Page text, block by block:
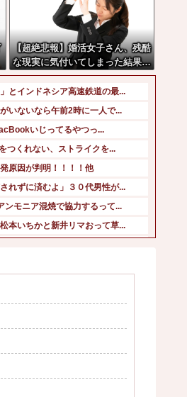
【超絶悲報】婚活女子さん、残酷
な現実に気付いてしまった結果…
とインドネシア高速鉄道の最...
いないなら午前2時に一人で...
いじってるやつっ...
つくれない、ストライクを...
原因が判明！！！！他
れずに済むよ」３０代男性が...
ンモニア混焼で協力するって...
本いちかと新井リマおって草...
とは思えないヒール姿で登場...